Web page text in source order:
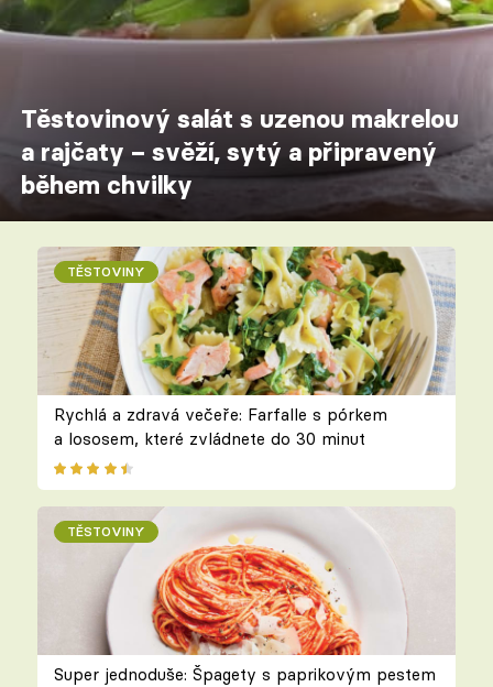
Těstovinový salát s uzenou makrelou
a rajčaty – svěží, sytý a připravený
během chvilky
TĚSTOVINY
Rychlá a zdravá večeře: Farfalle s pórkem
a lososem, které zvládnete do 30 minut
TĚSTOVINY
Super jednoduše: Špagety s paprikovým pestem